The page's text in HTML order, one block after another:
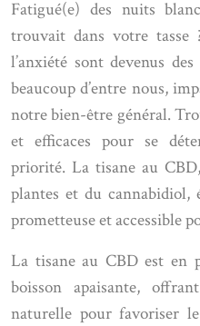
Fatigué(e) des nuits
trouvait dans votre
l’anxiété sont devenus
beaucoup d’entre nous,
notre bien-être général.
et efficaces pour se
priorité. La tisane au
plantes et du cannabidiol,
prometteuse et accessible
La tisane au CBD est en
boisson apaisante,
naturelle pour favoriser